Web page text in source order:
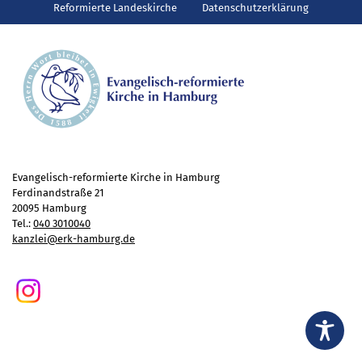
Gottesdienst
Reisen
Jugend
Familiengottesdienst
Konfirmandenunterricht
Kinder- und Jugendfreizeiten
Ehrenamtliche Mitarbeit
Diakonie
Stiftung Altenhof
Aktuelles
Reformierte Landeskirche Datenschutzerklärung
Evangelisch-reformierte Kirche in Hamburg
Ferdinandstraße 21
20095 Hamburg
Tel.: 040 3010040
kanzlei@erk-hamburg.de